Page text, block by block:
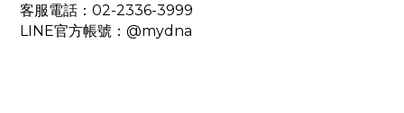
客服電話：02-2336-3999
LINE官方帳號：@mydna